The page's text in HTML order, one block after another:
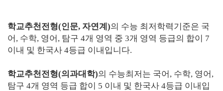
학교추천전형(인문, 자연계)의 수능 최저학력기준은 국
어, 수학, 영어, 탐구 4개 영역 중 3개 영역 등급의 합이 7
이내 및 한국사 4등급 이내입니다.
학교추천전형(의과대학)의 수능최저는 국어, 수학, 영어,
탐구 4개 영역 등급 합이 5 이내 및 한국사 4등급 이내입